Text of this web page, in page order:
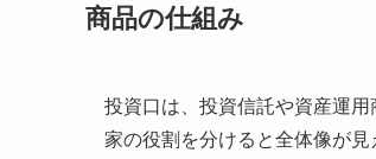
商品の仕組み
投資口は、投資信託や資産運
家の役割を分けると全体像が見